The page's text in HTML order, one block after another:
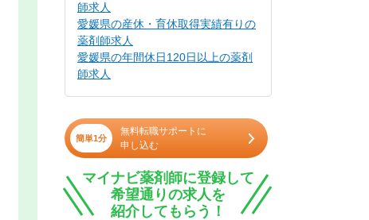
師求人
愛媛県の産休・育休取得実績有りの
薬剤師求人
愛媛県の年間休日120日以上の薬剤
師求人
簡単1分
無料転職サポートに
申し込む
マイナビ薬剤師に登録して
希望通りの求人を
紹介してもらう！